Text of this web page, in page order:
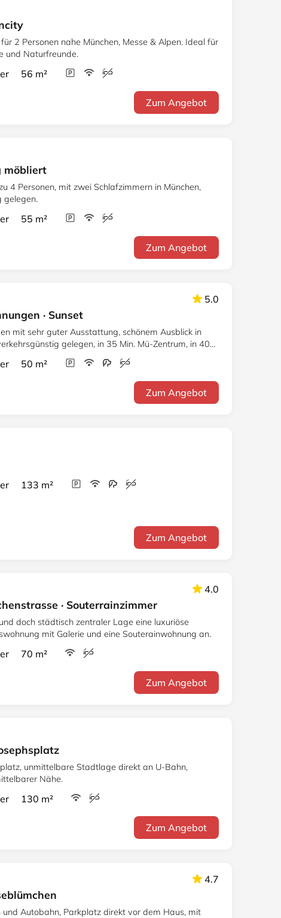
2 Personen nahe München, Messe & Alpen. Ideal für
und Naturfreunde.
56 m²
Zum Angebot
möbliert
4 Personen, mit zwei Schlafzimmern in München,
gelegen.
55 m²
Zum Angebot
5.0
· Sunset
mit sehr guter Ausstattung, schönem Ausblick in
gelegen, in 35 Min. Mü-Zentrum, in 40
50 m²
Zum Angebot
133 m²
Zum Angebot
4.0
· Souterrainzimmer
doch städtisch zentraler Lage eine luxuriöse
mit Galerie und eine Souterainwohnung an.
70 m²
Zum Angebot
unmittelbare Stadtlage direkt an U-Bahn,
Nähe.
130 m²
Zum Angebot
4.7
Autobahn, Parkplatz direkt vor dem Haus, mit